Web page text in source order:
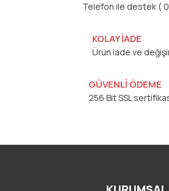
Telefon ile destek (
KOLAY İADE
Ürün iade ve
GÜVENLİ ÖDEME
256 Bit SSL